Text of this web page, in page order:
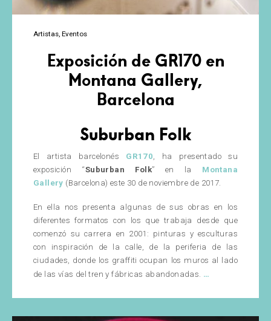
Artistas Eventos
Exposición de GR170 en
Montana Gallery,
Barcelona
Suburban Folk
El artista barcelonés GR170 , ha presentado su
exposición “Suburban Folk” en la Montana
Gallery (Barcelona) este 30 de noviembre de 2017.
En ella nos presenta algunas de sus obras en los
diferentes formatos con los que trabaja desde que
comenzó su carrera en 2001: pinturas y esculturas
con inspiración de la calle, de la periferia de las
ciudades, donde los graffiti ocupan los muros al lado
de las vías del tren y fábricas abandonadas. …
GR170
en